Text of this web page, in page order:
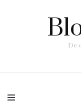
De